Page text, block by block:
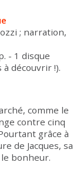
; narration,
- 1 disque
découvrir !).
comme le
contre cinq
grâce à
de Jacques, sa
bonheur.